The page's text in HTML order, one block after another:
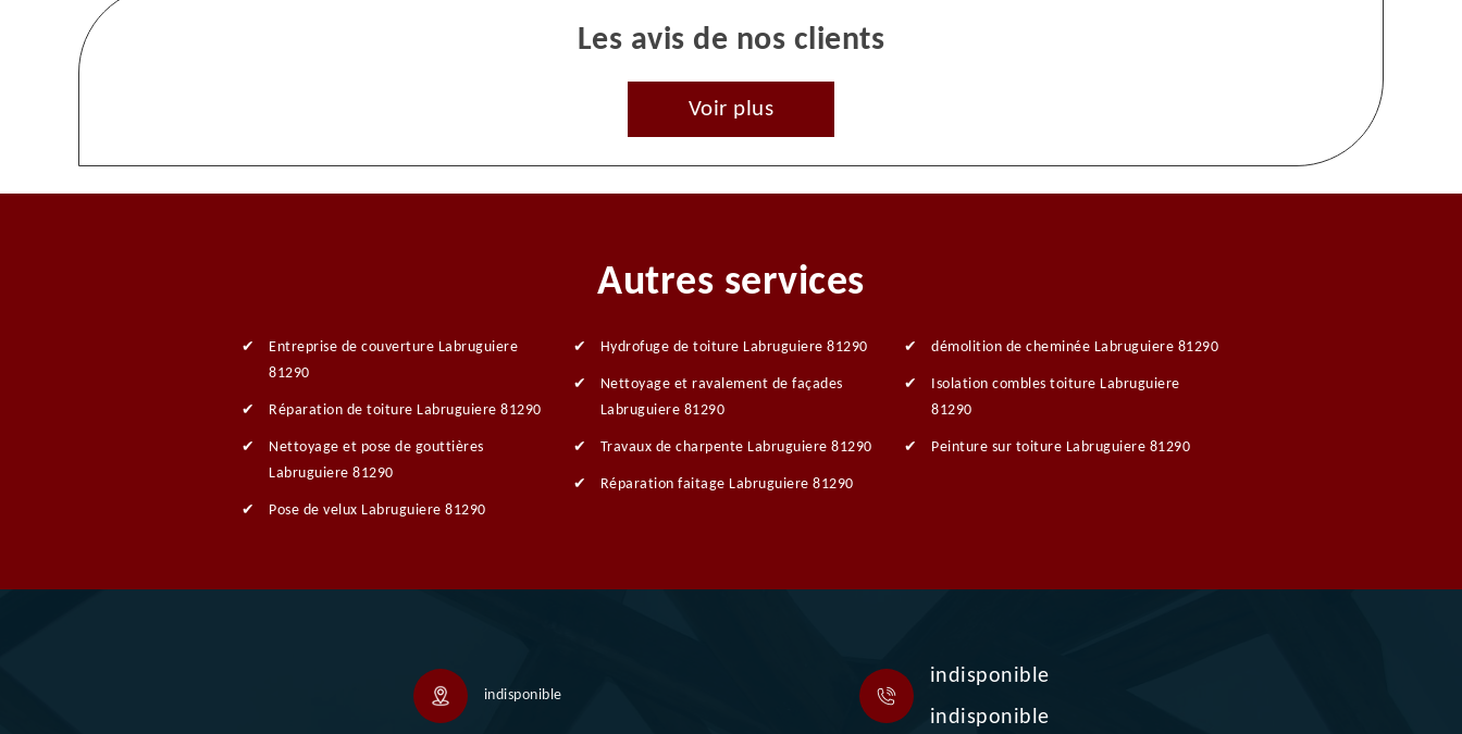
Les avis de nos clients
Voir plus
Autres services
Entreprise de couverture Labruguiere
81290
Réparation de toiture Labruguiere 81290
Nettoyage et pose de gouttières
Labruguiere 81290
Pose de velux Labruguiere 81290
Hydrofuge de toiture Labruguiere 81290
Nettoyage et ravalement de façades
Labruguiere 81290
Travaux de charpente Labruguiere 81290
Réparation faitage Labruguiere 81290
démolition de cheminée Labruguiere 81290
Isolation combles toiture Labruguiere
81290
Peinture sur toiture Labruguiere 81290
indisponible
indisponible
indisponible